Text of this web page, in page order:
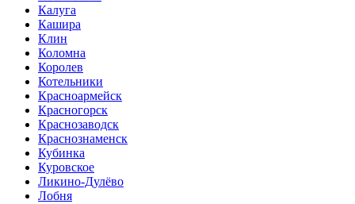
Калуга
Кашира
Клин
Коломна
Королев
Котельники
Красноармейск
Красногорск
Краснозаводск
Краснознаменск
Кубинка
Куровское
Ликино-Дулёво
Лобня